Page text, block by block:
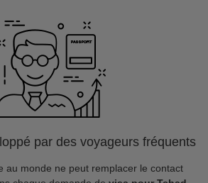
par des voyageurs fréquents
au monde ne peut remplacer le contact